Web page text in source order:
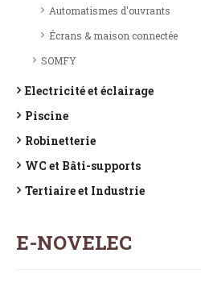
Automatismes d'ouvrants
Écrans & maison connectée
SOMFY
Electricité et éclairage
Piscine
Robinetterie
WC et Bâti-supports
Tertiaire et Industrie
E-NOVELEC